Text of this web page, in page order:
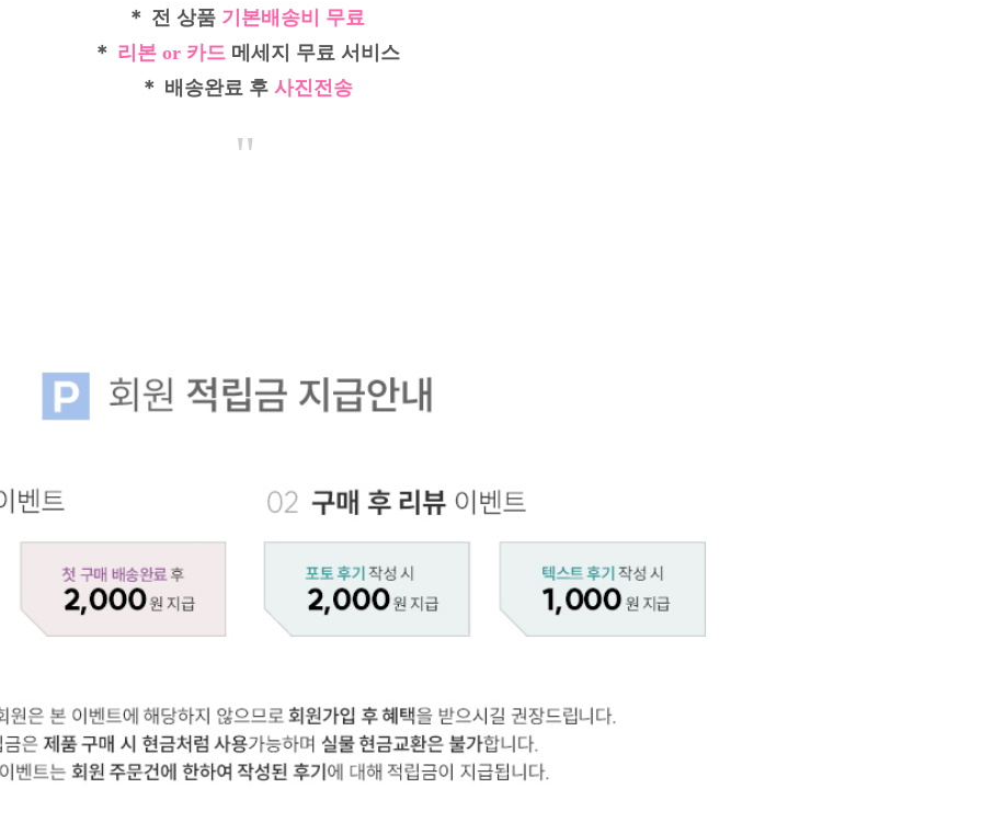
＊ 전 상품 기본배송비 무료
＊ 리본 or 카드 메세지 무료 서비스
＊ 배송완료 후 사진전송
"